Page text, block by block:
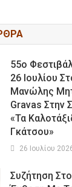
55ο
26 Ιουλίου
Μανώλης
Gravas Στην
«τα
Γκάτσου»
26 Ιουλίου
Συζήτηση